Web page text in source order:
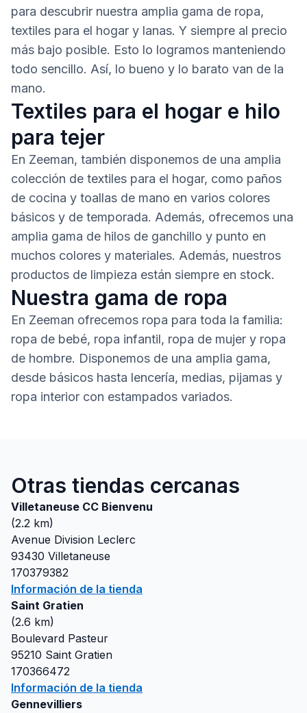
para descubrir nuestra amplia gama de ropa,
textiles para el hogar y lanas. Y siempre al precio
más bajo posible. Esto lo logramos manteniendo
todo sencillo. Así, lo bueno y lo barato van de la
mano.
Textiles para el hogar e hilo
para tejer
En Zeeman, también disponemos de una amplia
colección de textiles para el hogar, como paños
de cocina y toallas de mano en varios colores
básicos y de temporada. Además, ofrecemos una
amplia gama de hilos de ganchillo y punto en
muchos colores y materiales. Además, nuestros
productos de limpieza están siempre en stock.
Nuestra gama de ropa
En Zeeman ofrecemos ropa para toda la familia:
ropa de bebé, ropa infantil, ropa de mujer y ropa
de hombre. Disponemos de una amplia gama,
desde básicos hasta lencería, medias, pijamas y
ropa interior con estampados variados.
Otras tiendas cercanas
Villetaneuse CC Bienvenu
(2.2 km)
Avenue Division Leclerc
93430 Villetaneuse
170379382
Información de la tienda
Saint Gratien
(2.6 km)
Boulevard Pasteur
95210 Saint Gratien
170366472
Información de la tienda
Gennevilliers